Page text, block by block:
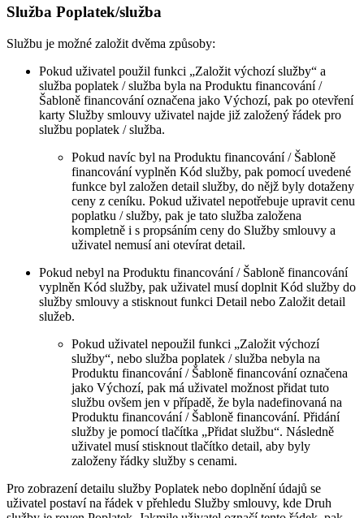
Služba Poplatek/služba
Službu je možné založit dvěma způsoby:
Pokud uživatel použil funkci „Založit výchozí služby“ a
služba poplatek / služba byla na Produktu financování /
Šabloně financování označena jako Výchozí, pak po otevření
karty Služby smlouvy uživatel najde již založený řádek pro
službu poplatek / služba.
Pokud navíc byl na Produktu financování / Šabloně
financování vyplněn Kód služby, pak pomocí uvedené
funkce byl založen detail služby, do nějž byly dotaženy
ceny z ceníku. Pokud uživatel nepotřebuje upravit cenu
poplatku / služby, pak je tato služba založena
kompletně i s propsáním ceny do Služby smlouvy a
uživatel nemusí ani otevírat detail.
Pokud nebyl na Produktu financování / Šabloně financování
vyplněn Kód služby, pak uživatel musí doplnit Kód služby do
služby smlouvy a stisknout funkci Detail nebo Založit detail
služeb.
Pokud uživatel nepoužil funkci „Založit výchozí
služby“, nebo služba poplatek / služba nebyla na
Produktu financování / Šabloně financování označena
jako Výchozí, pak má uživatel možnost přidat tuto
službu ovšem jen v případě, že byla nadefinovaná na
Produktu financování / Šabloně financování. Přidání
služby je pomocí tlačítka „Přidat službu“. Následně
uživatel musí stisknout tlačítko detail, aby byly
založeny řádky služby s cenami.
Pro zobrazení detailu služby Poplatek nebo doplnění údajů se
uživatel postaví na řádek v přehledu Služby smlouvy, kde Druh